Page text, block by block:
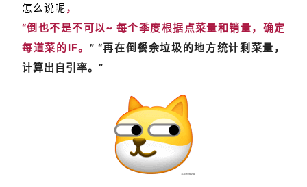
怎么说呢，
“倒也不是不可以~ 每个季度根据点菜量和销量，确定
每道菜的IF。 ” “再在倒餐余垃圾的地方统计剩菜量，
计算出自引率。”